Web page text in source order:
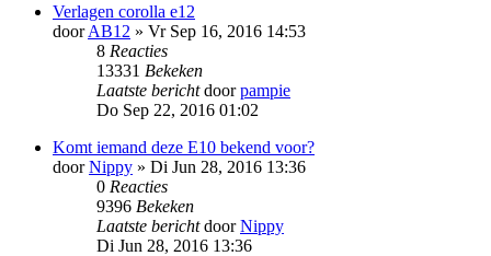
Verlagen corolla e12
doorAB12 » Vr Sep 16, 2016 14:53
8 Reacties
13331 Bekeken
Laatste berichtdoorpampie
Do Sep 22, 2016 01:02
Komt iemand deze E10 bekend voor?
doorNippy » Di Jun 28, 2016 13:36
0 Reacties
9396 Bekeken
Laatste berichtdoorNippy
Di Jun 28, 2016 13:36